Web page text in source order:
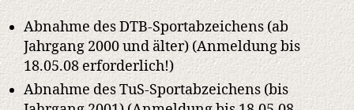
Abnahme des DTB-Sportabzeichens (ab
Jahrgang 2000 und älter) (Anmeldung bis
18.05.08 erforderlich!)
Abnahme des TuS-Sportabzeichens (bis